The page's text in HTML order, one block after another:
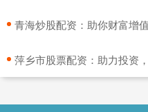
青海炒股配资：助你财富增
萍乡市股票配资：助力投资